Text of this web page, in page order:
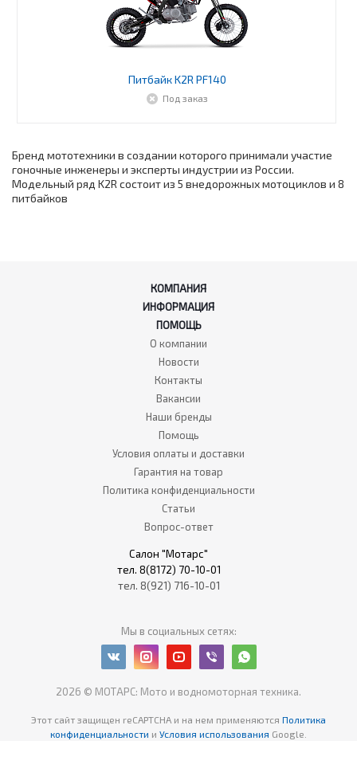
Питбайк K2R PF140
Под заказ
Бренд мототехники в создании которого принимали участие
гоночные инженеры и эксперты индустрии из России.
Модельный ряд K2R состоит из 5 внедорожных мотоциклов и 8
питбайков
КОМПАНИЯ
ИНФОРМАЦИЯ
ПОМОЩЬ
О компании
Новости
Контакты
Вакансии
Наши бренды
Помощь
Условия оплаты и доставки
Гарантия на товар
Политика конфиденциальности
Статьи
Вопрос-ответ
Салон "Мотарс"
тел. 8(8172) 70-10-01
тел. 8(921) 716-10-01
Мы в социальных сетях:
2026 © МОТАРС: Мото и водномоторная техника.
Этот сайт защищен reCAPTCHA и на нем применяются Политика
конфиденциальности и Условия использования Google.